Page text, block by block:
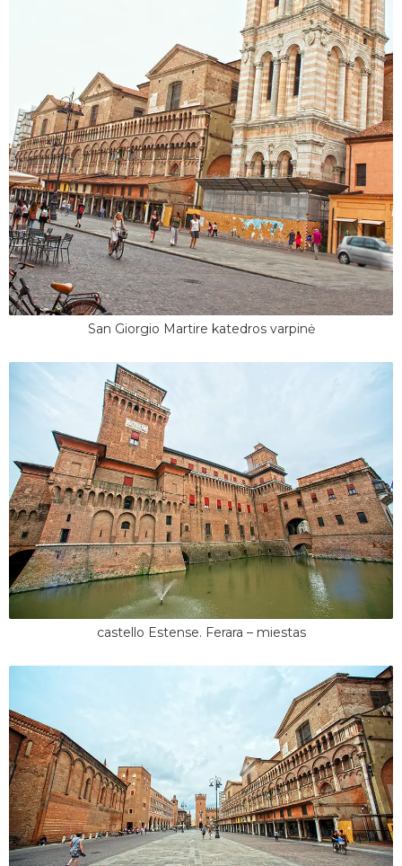
San Giorgio Martire katedros varpinė
castello Estense. Ferara – miestas